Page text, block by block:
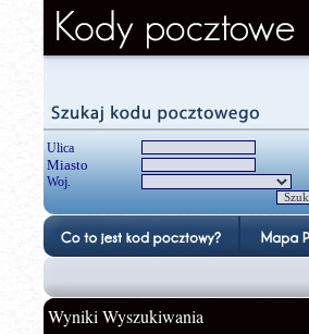
Ulica
Miasto
Woj.
Wyniki Wyszukiwania